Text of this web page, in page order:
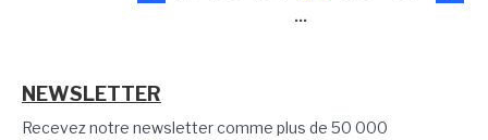
...
NEWSLETTER
Recevez notre newsletter comme plus de 50 000